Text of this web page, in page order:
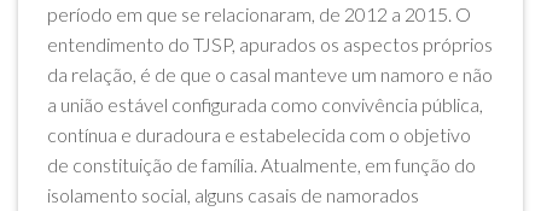
período em que se relacionaram, de 2012 a 2015. O
entendimento do TJSP, apurados os aspectos próprios
da relação, é de que o casal manteve um namoro e não
a união estável configurada como convivência pública,
contínua e duradoura e estabelecida com o objetivo
de constituição de família. Atualmente, em função do
isolamento social, alguns casais de namorados